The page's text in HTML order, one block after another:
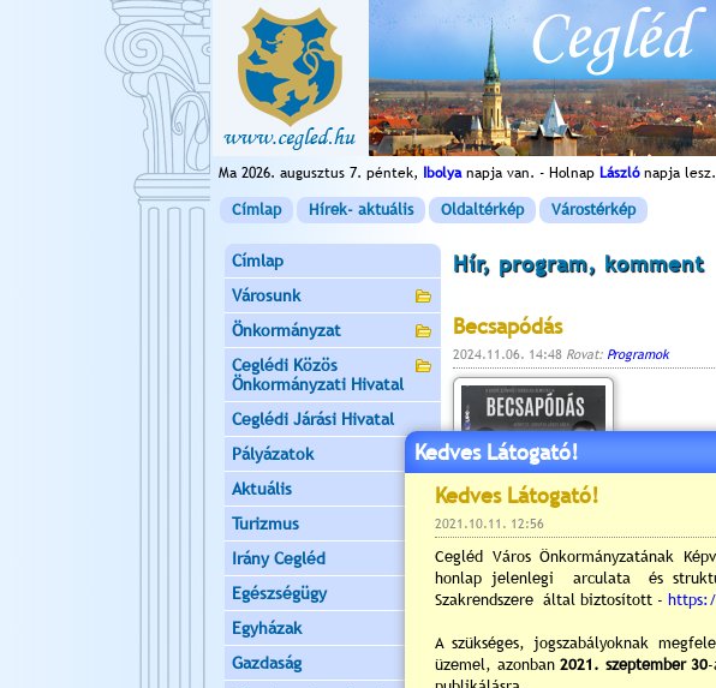
Ma 2026. augusztus 7. péntek, Ibolyanapja van. - Holnap Lászlónapja lesz.
Címlap Hírek- aktuális Oldaltérkép Várostérkép
Címlap
Városunk
Önkormányzat
Ceglédi Közös
Önkormányzati Hivatal
Ceglédi Járási Hivatal
Pályázatok
Aktuális
Turizmus
Irány Cegléd
Egészségügy
Egyházak
Gazdaság
Hír, program, komment
Becsapódás
2024.11.06. 14:48 Rovat: Programok
Kedves Látogató!